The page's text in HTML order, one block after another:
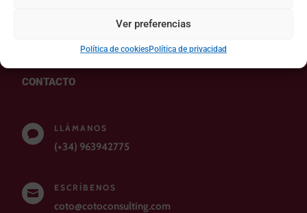
Ver preferencias
Política de cookiesPolítica de privacidad
CONTACTO

LLÁMANOS
(+34) 963942775

ESCRÍBENOS
coto@cotoconsulting.com